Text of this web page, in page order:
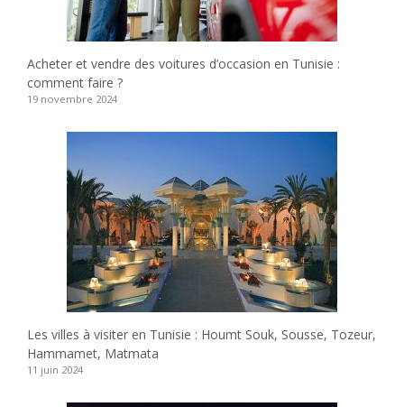
Acheter et vendre des voitures d’occasion en Tunisie :
comment faire ?
19 novembre 2024
Les villes à visiter en Tunisie : Houmt Souk, Sousse, Tozeur,
Hammamet, Matmata
11 juin 2024